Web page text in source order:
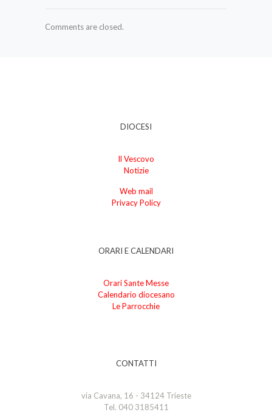
Comments are closed.
DIOCESI
Il Vescovo
Notizie
Web mail
Privacy Policy
ORARI E CALENDARI
Orari Sante Messe
Calendario diocesano
Le Parrocchie
CONTATTI
via Cavana, 16 - 34124 Trieste
Tel. 040 3185411